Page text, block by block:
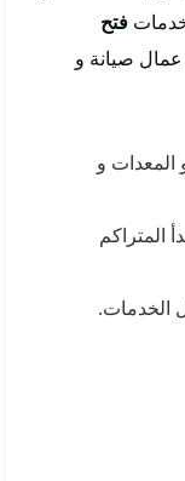
فتح
صيانة و
المعدات و
المتراكم
الخدمات.